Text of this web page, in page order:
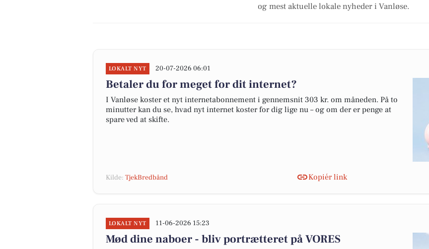
og mest aktuelle lokale nyheder i Vanløse.
LOKALT NYT 20-07-2026 06:01
Betaler du for meget for dit internet?
I Vanløse koster et nyt internetabonnement i gennemsnit 303 kr. om måneden. På to
minutter kan du se, hvad nyt internet koster for dig lige nu – og om der er penge at
spare ved at skifte.
Kilde: TjekBredbånd Kopiér link
LOKALT NYT 11-06-2026 15:23
Mød dine naboer - bliv portrætteret på VORES